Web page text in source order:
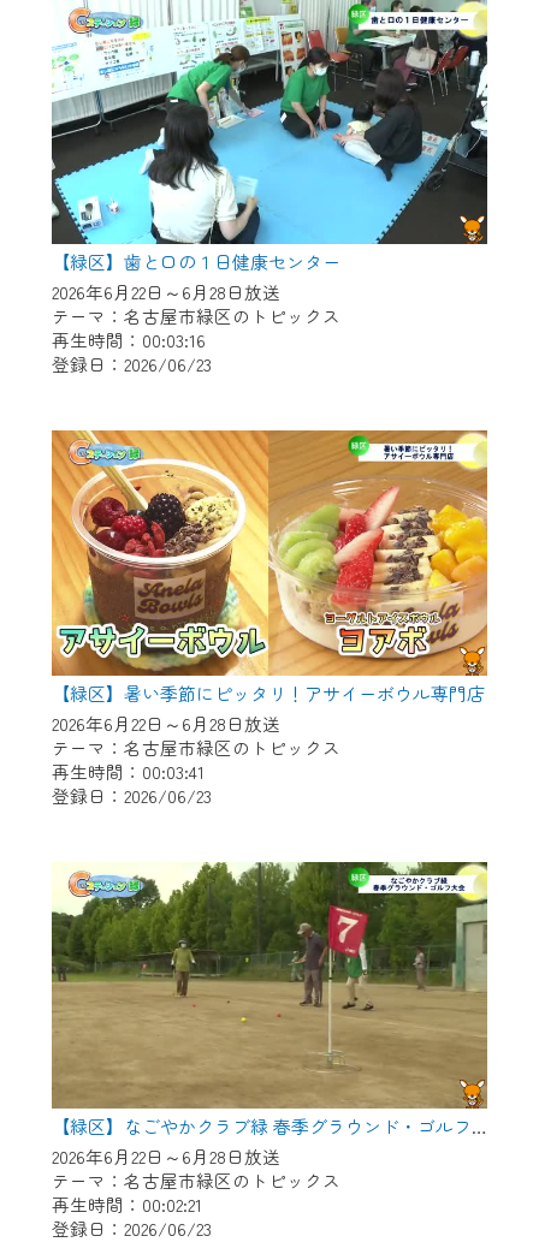
【緑区】歯と口の１日健康センター
2026年6月22日～6月28日放送
テーマ：名古屋市緑区のトピックス
再生時間：00:03:16
登録日：2026/06/23
【緑区】暑い季節にピッタリ！アサイーボウル専門店
2026年6月22日～6月28日放送
テーマ：名古屋市緑区のトピックス
再生時間：00:03:41
登録日：2026/06/23
【緑区】なごやかクラブ緑 春季グラウンド・ゴルフ大会
2026年6月22日～6月28日放送
テーマ：名古屋市緑区のトピックス
再生時間：00:02:21
登録日：2026/06/23
（GmailやYahooなどのフリーメールアドレ
スでも作成可能です）
※マイページへのログイン・MyIDの新規登
録はこちらから
※CCNetアプリをご利用中の方は引き続き
ご視聴いただけます。
＜メンテナンス情報＞
CCNetWebTVのリニューアルにともないメ
ンテナンス作業を予定しています。
日時 9/24 9:30～16:30
作業の間は、CCNetWebTVの画面が「メン
テナンス中」になり、ご利用いただけませ
ん。
ご不便をおかけいたしますが、ご了承の程
よろしくお願いいたします。